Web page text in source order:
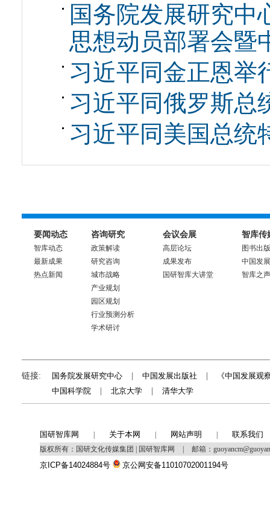
国务院发展研究中
思想动员部署会暨
习近平同金正恩举
习近平同俄罗斯总
习近平同美国总统
要闻动态
智库动态
最新成果
热点新闻
咨询研究
政策解读
研究咨询
城市战略
产业规划
园区规划
行业预测分析
学术研讨
会议会展
高层论坛
成果发布
国研智库大讲堂
智库传
图书出版
中国发
智库之声
链接: 国务院发展研究中心 | 中国发展出版社 |
《中国发展观
中国科学院
| 北京大学 | 清华大学
国研智库网 | 关于本网 | 网站声明 | 联系我们
版权所有：国研文化传媒集团 | 国研智库网 | 邮箱：
京ICP备14024884号 京公网安备11010702001194号